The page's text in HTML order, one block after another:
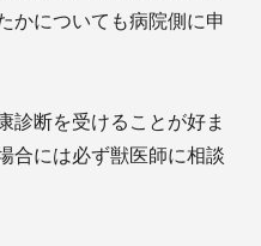
かについても病院側に申
診断を受けることが好ま
合には必ず獣医師に相談